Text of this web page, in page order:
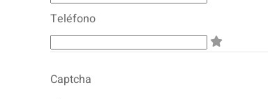
Teléfono
Captcha